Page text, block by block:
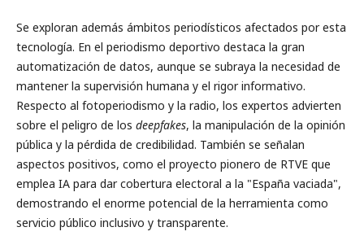
Se exploran además ámbitos periodísticos afectados por esta
tecnología. En el periodismo deportivo destaca la gran
automatización de datos, aunque se subraya la necesidad de
mantener la supervisión humana y el rigor informativo.
Respecto al fotoperiodismo y la radio, los expertos advierten
sobre el peligro de los deepfakes, la manipulación de la opinión
pública y la pérdida de credibilidad. También se señalan
aspectos positivos, como el proyecto pionero de RTVE que
emplea IA para dar cobertura electoral a la "España vaciada",
demostrando el enorme potencial de la herramienta como
servicio público inclusivo y transparente.